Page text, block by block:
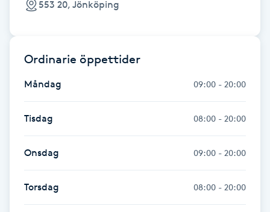
Kiropraktik
Klangmassage
Klippning
Klippning & Slingor
553 20, Jönköping
Ordinarie öppettider
Måndag 09:00 - 20:00
Tisdag 08:00 - 20:00
Onsdag 09:00 - 20:00
Torsdag 08:00 - 20:00